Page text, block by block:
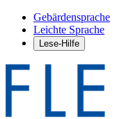
Gebärdensprache
Leichte Sprache
Lese-Hilfe